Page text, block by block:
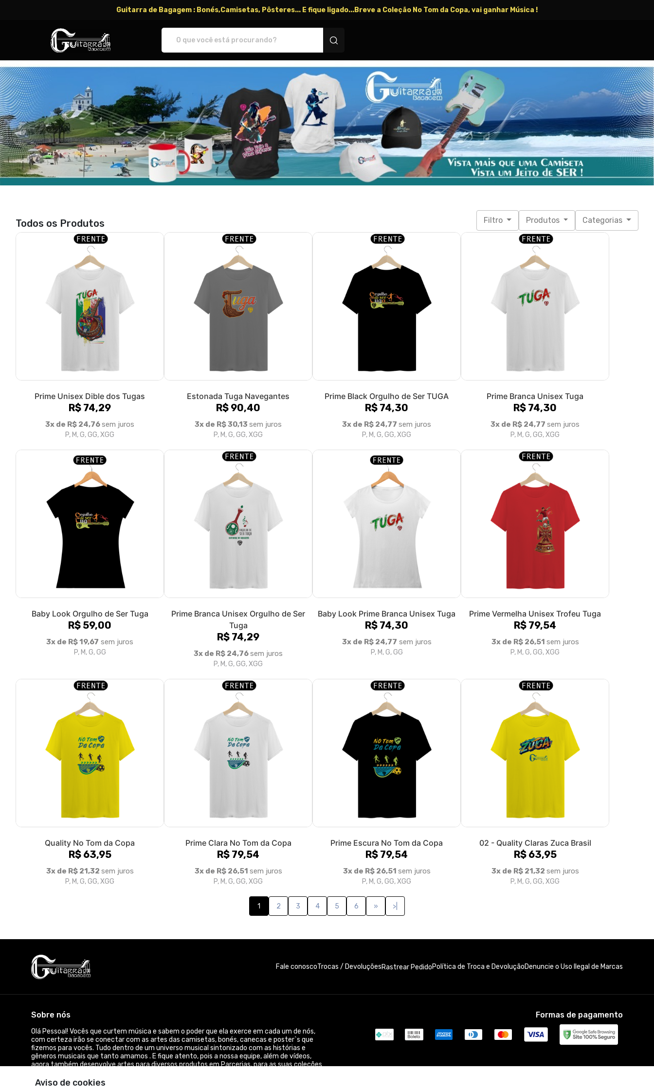
Guitarra de Bagagem : Bonés,Camisetas, Pôsteres... E fique ligado...Breve a Coleção No Tom da Copa, vai ganhar Música !
Todos os Produtos Filtro Produtos Categorias
Prime Unisex Dible dos Tugas
R$ 74,29
3x de R$ 24,76sem juros
P, M, G, GG, XGG
Estonada Tuga Navegantes
R$ 90,40
3x de R$ 30,13 sem juros
P, M, G, GG, XGG
Prime Black Orgulho de Ser TUGA
R$ 74,30
3x de R$ 24,77 sem juros
P, M, G, GG, XGG
Prime Branca Unisex Tuga
R$ 74,30
3x de R$ 24,77 sem juros
P, M, G, GG, XGG
Baby Look Orgulho de Ser Tuga
R$ 59,00
3x de R$ 19,67 sem juros
P, M, G, GG
Prime Branca Unisex Orgulho de Ser
Tuga
R$ 74,29
3x de R$ 24,76sem juros
P, M, G, GG, XGG
Baby Look Prime Branca Unisex Tuga
R$ 74,30
3x de R$ 24,77 sem juros
P, M, G, GG
Prime Vermelha Unisex Trofeu Tuga
R$ 79,54
3x de R$ 26,51 sem juros
P, M, G, GG, XGG
Quality No Tom da Copa
R$ 63,95
3x de R$ 21,32 sem juros
P, M, G, GG, XGG
Prime Clara No Tom da Copa
R$ 79,54
3x de R$ 26,51 sem juros
P, M, G, GG, XGG
Prime Escura No Tom da Copa
R$ 79,54
3x de R$ 26,51 sem juros
P, M, G, GG, XGG
02 - Quality Claras Zuca Brasil
R$ 63,95
3x de R$ 21,32 sem juros
P, M, G, GG, XGG
1 2 3 4 5 6 » >|
Aviso de cookies
Fale conoscoTrocas / DevoluçõesRastrear PedidoPolítica de Troca e DevoluçãoDenuncie o Uso Ilegal de Marcas
Sobre nós
Olá Pessoal! Vocês que curtem música e sabem o poder que ela exerce em cada um de nós,
com certeza irão se conectar com as artes das camisetas, bonés, canecas e poster`s que
fizemos para vocês. Tudo dentro de um universo musical sintonizado com as histórias e
gêneros musicais que tanto amamos . E fique atento, pois a nossa equipe, além de vídeos,
agora também desenvolve artes para diversos produtos em Parcerias, para as suas coleções
Formas de pagamento